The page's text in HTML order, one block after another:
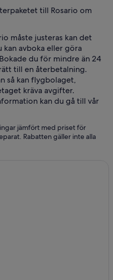
till Rosario om
måste justeras kan det
kan avboka eller göra
du för mindre än 24
till en återbetalning.
så kan flygbolaget,
kräva avgifter.
kan du gå till vår
jämfört med priset för
Rabatten gäller inte alla